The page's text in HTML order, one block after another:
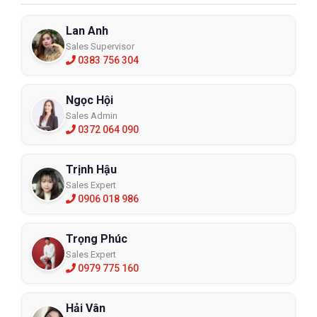
Lan Anh
Sales Supervisor
0383 756 304
Ngọc Hội
Sales Admin
0372 064 090
Trịnh Hậu
Sales Expert
0906 018 986
Trọng Phúc
Sales Expert
0979 775 160
Hải Vân